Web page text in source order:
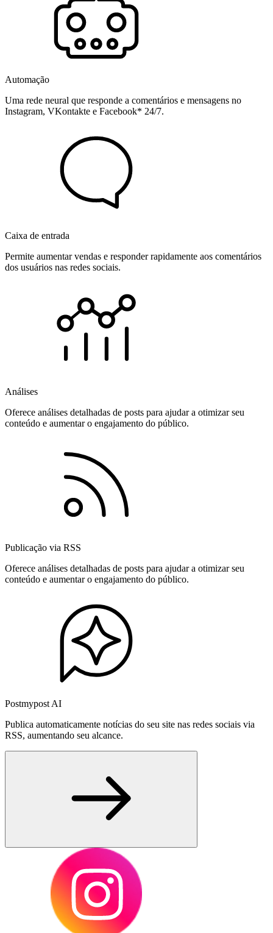
Automação
Uma rede neural que responde a comentários e mensagens no
Instagram, VKontakte e Facebook* 24/7.
Caixa de entrada
Permite aumentar vendas e responder rapidamente aos comentários
dos usuários nas redes sociais.
Análises
Oferece análises detalhadas de posts para ajudar a otimizar seu
conteúdo e aumentar o engajamento do público.
Publicação via RSS
Oferece análises detalhadas de posts para ajudar a otimizar seu
conteúdo e aumentar o engajamento do público.
Postmypost AI
Publica automaticamente notícias do seu site nas redes sociais via
RSS, aumentando seu alcance.